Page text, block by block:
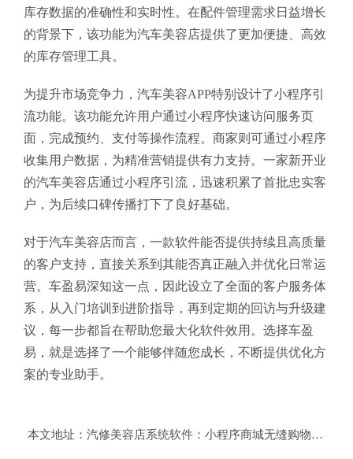
库存数据的准确性和实时性。在配件管理需求日益增长
的背景下，该功能为汽车美容店提供了更加便捷、高效
的库存管理工具。
为提升市场竞争力，汽车美容APP特别设计了小程序引
流功能。该功能允许用户通过小程序快速访问服务页
面，完成预约、支付等操作流程。商家则可通过小程序
收集用户数据，为精准营销提供有力支持。一家新开业
的汽车美容店通过小程序引流，迅速积累了首批忠实客
户，为后续口碑传播打下了良好基础。
对于汽车美容店而言，一款软件能否提供持续且高质量
的客户支持，直接关系到其能否真正融入并优化日常运
营。车盈易深知这一点，因此设立了全面的客户服务体
系，从入门培训到进阶指导，再到定期的回访与升级建
议，每一步都旨在帮助您最大化软件效用。选择车盈
易，就是选择了一个能够伴随您成长，不断提供优化方
案的专业助手。
本文地址： 汽修美容店系统软件：小程序商城无缝购物，提升